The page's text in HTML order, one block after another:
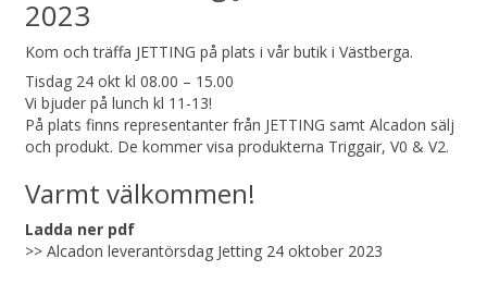
2023
Kom och träffa JETTING på plats i vår butik i Västberga.
Tisdag 24 okt kl 08.00 – 15.00
Vi bjuder på lunch kl 11-13!
På plats finns representanter från JETTING samt Alcadon sälj
och produkt. De kommer visa produkterna Triggair, V0 & V2.
Varmt välkommen!
Ladda ner pdf
>> Alcadon leverantörsdag Jetting 24 oktober 2023